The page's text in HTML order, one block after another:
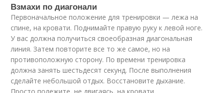
Взмахи по диагонали
Первоначальное положение для тренировки — лежа на
спине, на кровати. Поднимайте правую руку к левой ноге.
У вас должна получиться своеобразная диагональная
линия. Затем повторите все то же самое, но на
противоположную сторону. По времени тренировка
должна занять шестьдесят секунд. После выполнения
сделайте небольшой отдых. Восстановите дыхание.